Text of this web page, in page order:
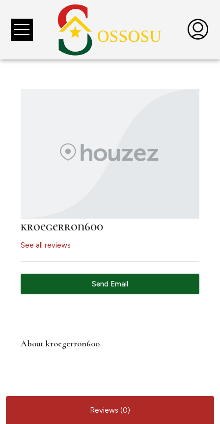
kroegerron600
See all reviews
Send Email
About kroegerron600
Reviews (0)